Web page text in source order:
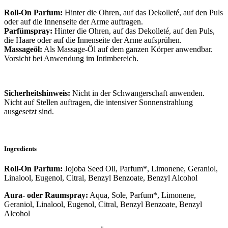
Roll-On Parfum: Hinter die Ohren, auf das Dekolleté, auf den Puls
oder auf die Innenseite der Arme auftragen.
Parfümspray: Hinter die Ohren, auf das Dekolleté, auf den Puls,
die Haare oder auf die Innenseite der Arme aufsprühen.
Massageöl: Als Massage-Öl auf dem ganzen Körper anwendbar.
Vorsicht bei Anwendung im Intimbereich.
Sicherheitshinweis: Nicht in der Schwangerschaft anwenden.
Nicht auf Stellen auftragen, die intensiver Sonnenstrahlung
ausgesetzt sind.
Ingredients
Roll-On Parfum: Jojoba Seed Oil, Parfum*, Limonene, Geraniol,
Linalool, Eugenol, Citral, Benzyl Benzoate, Benzyl Alcohol
Aura- oder Raumspray: Aqua, Sole, Parfum*, Limonene,
Geraniol, Linalool, Eugenol, Citral, Benzyl Benzoate, Benzyl
Alcohol